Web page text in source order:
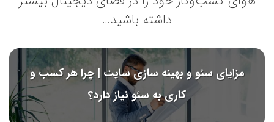
داشته باشید…
مزایای سئو و بهینه سازی سایت | چرا هر کسب و
کاری به سئو نیاز دارد؟